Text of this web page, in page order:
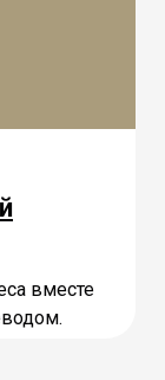
вместе